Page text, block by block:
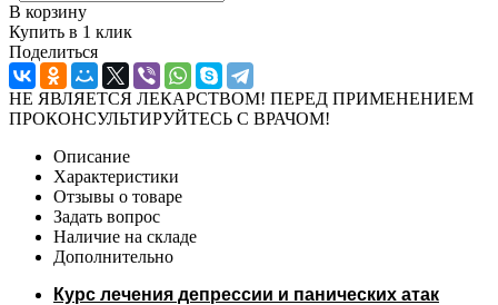
В корзину
Купить в 1 клик
Поделиться
НЕ ЯВЛЯЕТСЯ ЛЕКАРСТВОМ! ПЕРЕД ПРИМЕНЕНИЕМ
ПРОКОНСУЛЬТИРУЙТЕСЬ С ВРАЧОМ!
Описание
Характеристики
Отзывы о товаре
Задать вопрос
Наличие на складе
Дополнительно
Курс лечения депрессии и панических атак